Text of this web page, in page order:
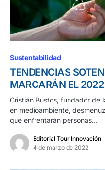
Sustentabilidad
TENDENCIAS
MARCARÁN EL 2022
Cristián Bustos, fundador de
en medioambiente,
que enfrentarán personas…
Editorial Tour Innovación
4 de marzo de 2022